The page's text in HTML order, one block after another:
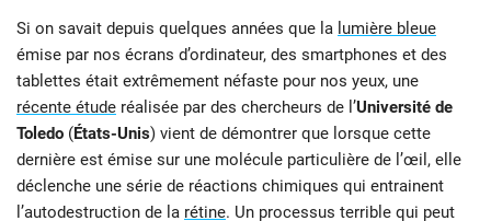
Si on savait depuis quelques années que la lumière bleue
émise par nos écrans d’ordinateur, des smartphones et des
tablettes était extrêmement néfaste pour nos yeux, une
récente étude réalisée par des chercheurs de l’Université de
Toledo (États-Unis) vient de démontrer que lorsque cette
dernière est émise sur une molécule particulière de l’œil, elle
déclenche une série de réactions chimiques qui entrainent
l’autodestruction de la rétine. Un processus terrible qui peut